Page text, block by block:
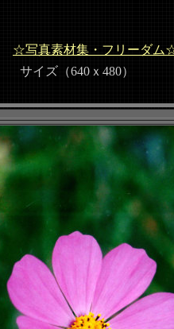
☆写真素材集・フリーダム
サイズ（640ｘ480）